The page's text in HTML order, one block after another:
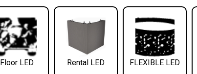
Floor LED Rental LED FLEXIBLE LED